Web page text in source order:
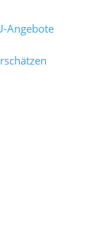
Angebote